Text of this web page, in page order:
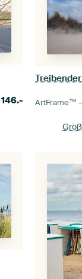
146.- ArtFrame™